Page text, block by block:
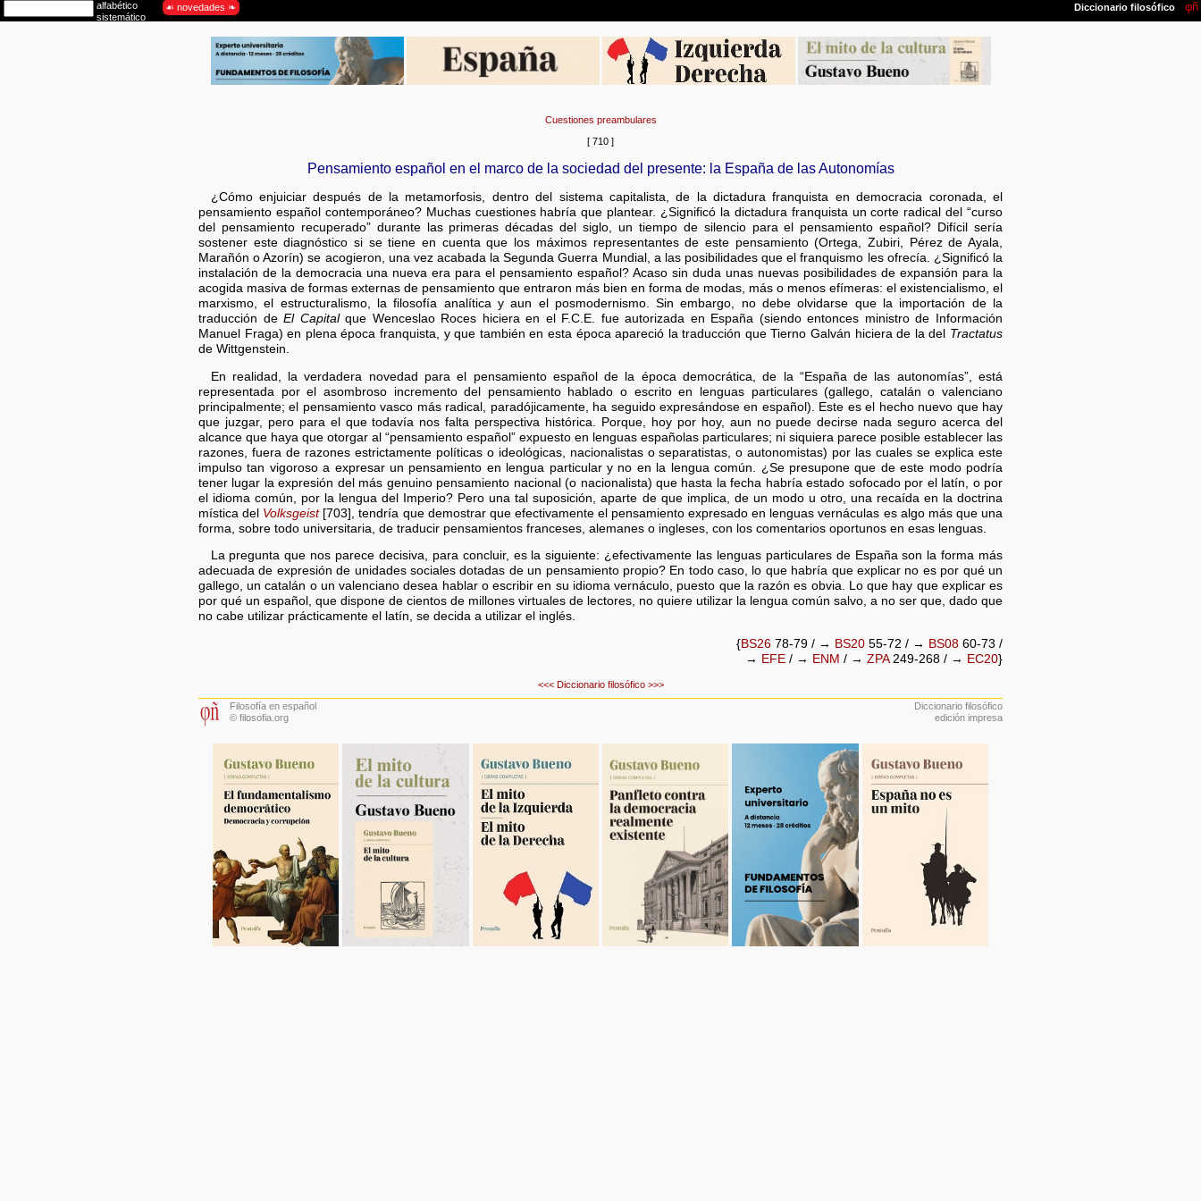
Cuestiones preambulares
[ 710 ]
Pensamiento español en el marco de la sociedad del presente: la España de las Autonomías
¿Cómo enjuiciar después de la metamorfosis, dentro del sistema capitalista, de la dictadura franquista en democracia coronada, el
pensamiento español contemporáneo? Muchas cuestiones habría que plantear. ¿Significó la dictadura franquista un corte radical del “curso
del pensamiento recuperado” durante las primeras décadas del siglo, un tiempo de silencio para el pensamiento español? Difícil sería
sostener este diagnóstico si se tiene en cuenta que los máximos representantes de este pensamiento (Ortega, Zubiri, Pérez de Ayala,
Marañón o Azorín) se acogieron, una vez acabada la Segunda Guerra Mundial, a las posibilidades que el franquismo les ofrecía. ¿Significó la
instalación de la democracia una nueva era para el pensamiento español? Acaso sin duda unas nuevas posibilidades de expansión para la
acogida masiva de formas externas de pensamiento que entraron más bien en forma de modas, más o menos efímeras: el existencialismo, el
marxismo, el estructuralismo, la filosofía analítica y aun el posmodernismo. Sin embargo, no debe olvidarse que la importación de la
traducción deEl Capitalque Wenceslao Roces hiciera en el F.C.E. fue autorizada en España (siendo entonces ministro de Información
Manuel Fraga) en plena época franquista, y que también en esta época apareció la traducción que Tierno Galván hiciera de la del Tractatus
de Wittgenstein.
En realidad, la verdadera novedad para el pensamiento español de la época democrática, de la “España de las autonomías”, está
representada por el asombroso incremento del pensamiento hablado o escrito en lenguas particulares (gallego, catalán o valenciano
principalmente; el pensamiento vasco más radical, paradójicamente, ha seguido expresándose en español). Este es el hecho nuevo que hay
que juzgar, pero para el que todavía nos falta perspectiva histórica. Porque, hoy por hoy, aun no puede decirse nada seguro acerca del
alcance que haya que otorgar al “pensamiento español” expuesto en lenguas españolas particulares; ni siquiera parece posible establecer las
razones, fuera de razones estrictamente políticas o ideológicas, nacionalistas o separatistas, o autonomistas) por las cuales se explica este
impulso tan vigoroso a expresar un pensamiento en lengua particular y no en la lengua común. ¿Se presupone que de este modo podría
tener lugar la expresión del más genuino pensamiento nacional (o nacionalista) que hasta la fecha habría estado sofocado por el latín, o por
el idioma común, por la lengua del Imperio? Pero una tal suposición, aparte de que implica, de un modo u otro, una recaída en la doctrina
mística del Volksgeist[703], tendría que demostrar que efectivamente el pensamiento expresado en lenguas vernáculas es algo más que una
forma, sobre todo universitaria, de traducir pensamientos franceses, alemanes o ingleses, con los comentarios oportunos en esas lenguas.
La pregunta que nos parece decisiva, para concluir, es la siguiente: ¿efectivamente las lenguas particulares de España son la forma más
adecuada de expresión de unidades sociales dotadas de un pensamiento propio? En todo caso, lo que habría que explicar no es por qué un
gallego, un catalán o un valenciano desea hablar o escribir en su idioma vernáculo, puesto que la razón es obvia. Lo que hay que explicar es
por qué un español, que dispone de cientos de millones virtuales de lectores, no quiere utilizar la lengua común salvo, a no ser que, dado que
no cabe utilizar prácticamente el latín, se decida a utilizar el inglés.
{BS26 78-79 / → BS20 55-72 / → BS08 60-73 /
→ EFE / → ENM / → ZPA249-268 / → EC20}
<<< Diccionario filosófico >>>
Filosofía en español
© filosofia.org
Diccionario filosófico
edición impresa